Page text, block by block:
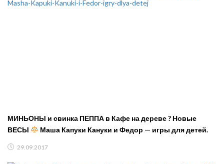
МИНЬОНЫ и свинка ПЕППА в Кафе на дереве ? Новые
ВЕСЫ
Маша Капуки Кануки и Федор — игры для детей.
29.09.2017